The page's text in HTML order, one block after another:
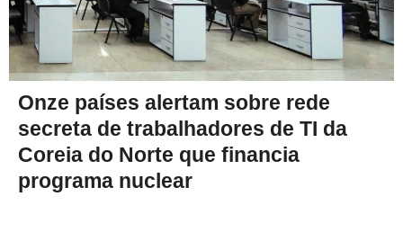
Onze países alertam sobre rede
secreta de trabalhadores de TI da
Coreia do Norte que financia
programa nuclear